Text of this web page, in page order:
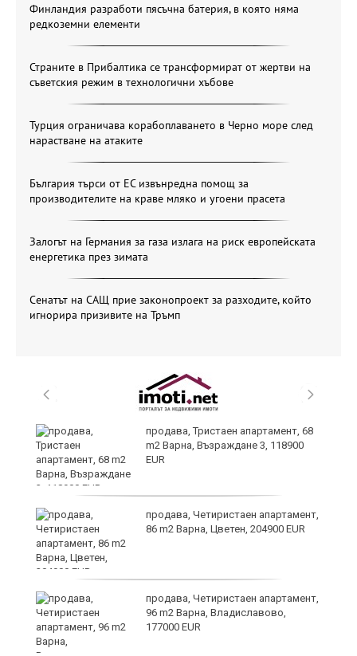
Финландия разработи пясъчна батерия, в която няма
редкоземни елементи
Страните в Прибалтика се трансформират от жертви на
съветския режим в технологични хъбове
Турция ограничава корабоплаването в Черно море след
нарастване на атаките
България търси от ЕС извънредна помощ за
производителите на краве мляко и угоени прасета
Залогът на Германия за газа излага на риск европейската
енергетика през зимата
Сенатът на САЩ прие законопроект за разходите, който
игнорира призивите на Тръмп
продава, Тристаен апартамент, 68
m2 Варна, Възраждане 3, 118900
EUR
продава, Четиристаен апартамент,
86 m2 Варна, Цветен, 204900 EUR
продава, Четиристаен апартамент,
96 m2 Варна, Владиславово,
177000 EUR